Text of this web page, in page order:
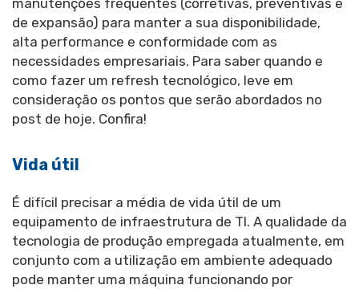
de expansão) para manter a sua disponibilidade,
alta performance e conformidade com as
necessidades empresariais. Para saber quando e
como fazer um refresh tecnológico, leve em
consideração os pontos que serão abordados no
post de hoje. Confira!
Vida útil
É difícil precisar a média de vida útil de um
equipamento de infraestrutura de TI. A qualidade da
tecnologia de produção empregada atualmente, em
conjunto com a utilização em ambiente adequado
pode manter uma máquina funcionando por